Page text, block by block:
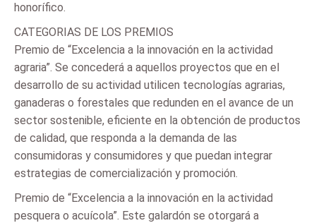
honorífico.
CATEGORIAS DE LOS PREMIOS
Premio de “Excelencia a la innovación en la actividad
agraria”. Se concederá a aquellos proyectos que en el
desarrollo de su actividad utilicen tecnologías agrarias,
ganaderas o forestales que redunden en el avance de un
sector sostenible, eficiente en la obtención de productos
de calidad, que responda a la demanda de las
consumidoras y consumidores y que puedan integrar
estrategias de comercialización y promoción.
Premio de “Excelencia a la innovación en la actividad
pesquera o acuícola”. Este galardón se otorgará a